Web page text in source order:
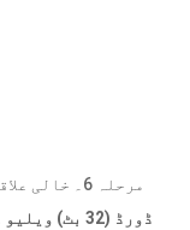
مرحلہ 6۔ خالی علاقے پر دائیں کلک کریں اور منتخب کریں
ڈورڈ (32 بٹ) ویلیو